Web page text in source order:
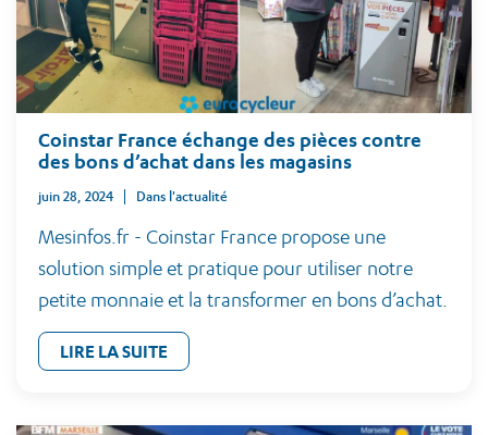
Coinstar France échange des pièces contre
des bons d’achat dans les magasins
juin 28, 2024 Dans l'actualité
Mesinfos.fr - Coinstar France propose une
solution simple et pratique pour utiliser notre
petite monnaie et la transformer en bons d’achat.
LIRE LA SUITE